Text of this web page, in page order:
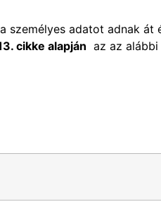
adatot adnak át
cikke alapján az az